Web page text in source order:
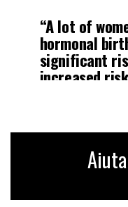
“A lot of
hormonal
significant
increased
this on the
“My